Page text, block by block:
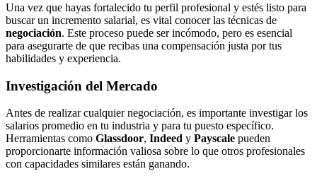
Una vez que hayas fortalecido tu perfil profesional y estés listo para
buscar un incremento salarial, es vital conocer las técnicas de
negociación. Este proceso puede ser incómodo, pero es esencial
para asegurarte de que recibas una compensación justa por tus
habilidades y experiencia.
Investigación del Mercado
Antes de realizar cualquier negociación, es importante investigar los
salarios promedio en tu industria y para tu puesto específico.
Herramientas como Glassdoor, Indeed y Payscale pueden
proporcionarte información valiosa sobre lo que otros profesionales
con capacidades similares están ganando.